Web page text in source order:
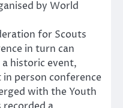
by World
for Scouts
in turn can
historic event,
person conference
with the Youth